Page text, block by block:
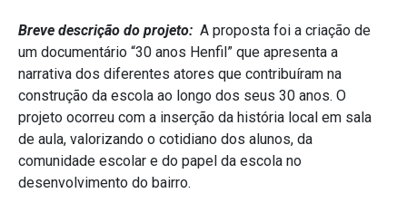
Breve descrição do projeto: A proposta foi a criação de
um documentário “30 anos Henfil” que apresenta a
narrativa dos diferentes atores que contribuíram na
construção da escola ao longo dos seus 30 anos. O
projeto ocorreu com a inserção da história local em sala
de aula, valorizando o cotidiano dos alunos, da
comunidade escolar e do papel da escola no
desenvolvimento do bairro.